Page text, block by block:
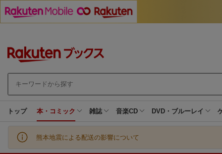
トップ 本・コミック 雑誌 音楽CD DVD・ブルーレイ
熊本地震による配送の影響について